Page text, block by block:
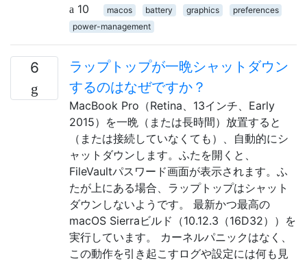
10
macos battery graphics
preferences
power-management
6
ラップトップが一晩シャットダウン
するのはなぜですか？
MacBook Pro（Retina、13インチ、Early
2015）を一晩（または長時間）放置すると
（または接続していなくても）、自動的にシ
ャットダウンします。ふたを開くと、
FileVaultパスワード画面が表示されます。ふ
たが上にある場合、ラップトップはシャット
ダウンしないようです。 最新かつ最高の
macOS Sierraビルド（10.12.3（16D32））を
実行しています。 カーネルパニックはなく、
この動作を引き起こすログや設定には何も見